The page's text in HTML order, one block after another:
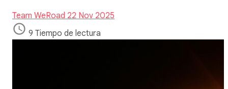
Team WeRoad 22 Nov 2025
9 Tiempo de lectura